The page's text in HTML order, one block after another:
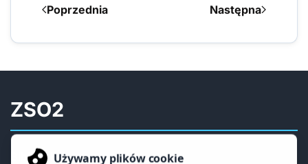
Poprzednia Następna
ZSO2
Biblioteka